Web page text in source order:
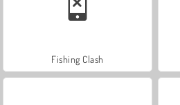
Fishing Clash